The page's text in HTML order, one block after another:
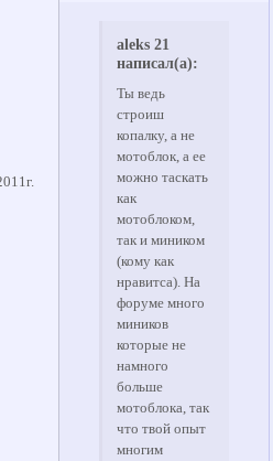
aleks 21
написал(а):
Ты ведь
строиш
копалку, а не
мотоблок, а ее
можно таскать
как
мотоблоком,
так и миником
(кому как
нравитса). На
форуме много
миников
которые не
намного
больше
мотоблока, так
что твой опыт
многим